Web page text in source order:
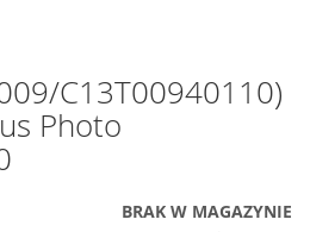
C13T00940110)
Photo
BRAK W MAGAZYNIE